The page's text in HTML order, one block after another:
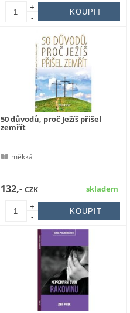
+
-
50 důvodů, proč Ježíš přišel
zemřít
měkká
skladem
+
-
132,-CZK